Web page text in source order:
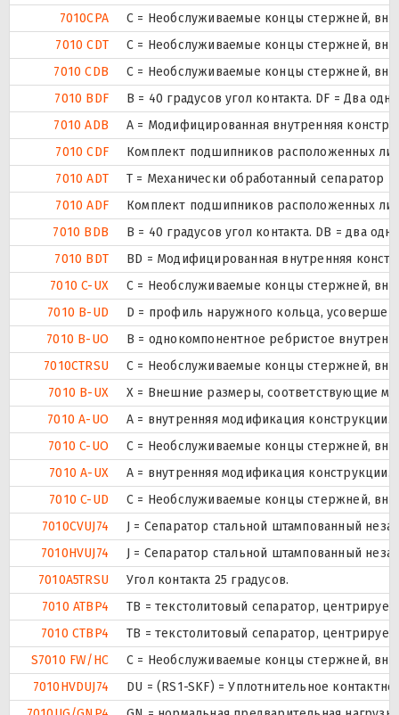
7010CPA
С = Необслуживаемые концы стержней,
7010 CDT
С = Необслуживаемые концы стержней,
7010 CDB
С = Необслуживаемые концы стержней,
7010 BDF
B = 40 градусов угол контакта. DF = Два
7010 ADB
A = Модифицированная внутренняя
7010 CDF
Комплект подшипников расположенных
7010 ADT
T = Механически обработанный сепаратор
7010 ADF
Комплект подшипников расположенных
7010 BDB
B = 40 градусов угол контакта. DB = два
7010 BDT
BD = Модифицированная внутренняя
7010 C-UX
С = Необслуживаемые концы стержней,
7010 B-UD
D = профиль наружного кольца,
7010 B-UO
B = однокомпонентное ребристое
7010CTRSU
С = Необслуживаемые концы стержней,
7010 B-UX
X = Внешние размеры, соответствующие
7010 A-UO
A = внутренняя модификация конструкции.
7010 C-UO
С = Необслуживаемые концы стержней,
7010 A-UX
A = внутренняя модификация конструкции.
7010 C-UD
С = Необслуживаемые концы стержней,
7010CVUJ74
J = Сепаратор стальной штампованный
7010HVUJ74
J = Сепаратор стальной штампованный
7010A5TRSU
Угол контакта 25 градусов.
7010 ATBP4
ТВ = текстолитовый сепаратор,
7010 CTBP4
ТВ = текстолитовый сепаратор,
S7010 FW/HC
С = Необслуживаемые концы стержней,
7010HVDUJ74
DU = (RS1-SKF) = Уплотнительное